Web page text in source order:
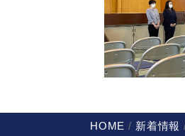
HOME 新着情報